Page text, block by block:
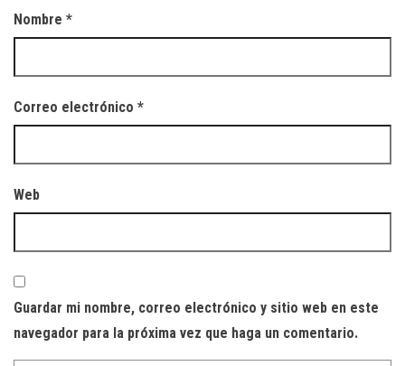
Nombre *
Correo electrónico *
Web
Guardar mi nombre, correo electrónico y sitio web en este
navegador para la próxima vez que haga un comentario.